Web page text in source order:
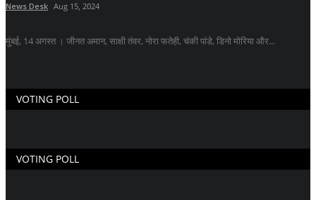
News Desk Aug 15, 2024
मुंबई, 14 अगस्त । जीनत अमान, साक्षी तंवर, नोरा फतेही, चंकी पांडे, डिनो मोरिया और...
VOTING POLL
VOTING POLL